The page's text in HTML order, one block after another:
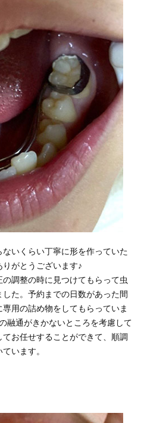
いくらい丁寧に形を作っていた
がとうございます♪
調整の時に見つけてもらって虫
た。予約までの日数があった間
用の詰め物をしてもらっていま
融通がきかないところを考慮して
お任せすることができて、順調
います。